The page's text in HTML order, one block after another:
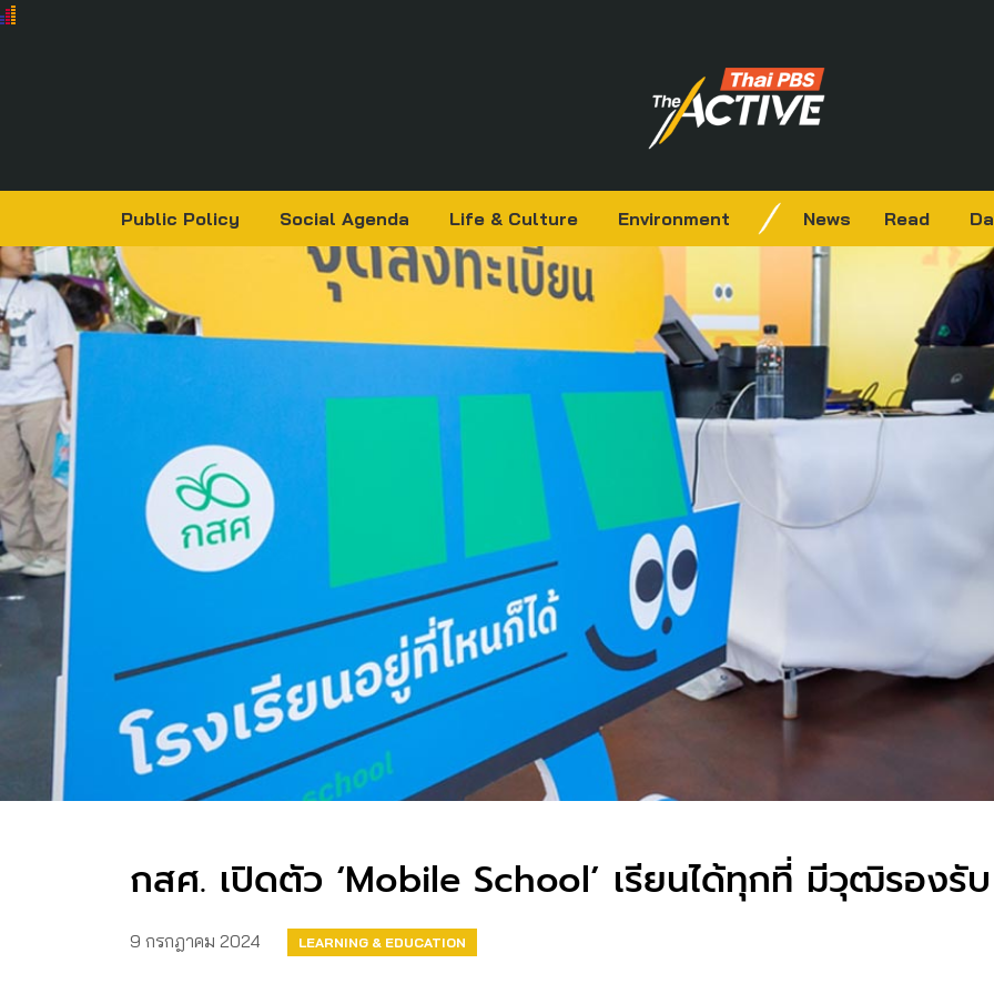
Public Policy Social Agenda Life & Culture Environment News Read
กสศ. เปิดตัว ‘Mobile School’ เรียนได้ทุกที่ มีวุฒิรองรับ
9 กรกฎาคม 2024 LEARNING & EDUCATION